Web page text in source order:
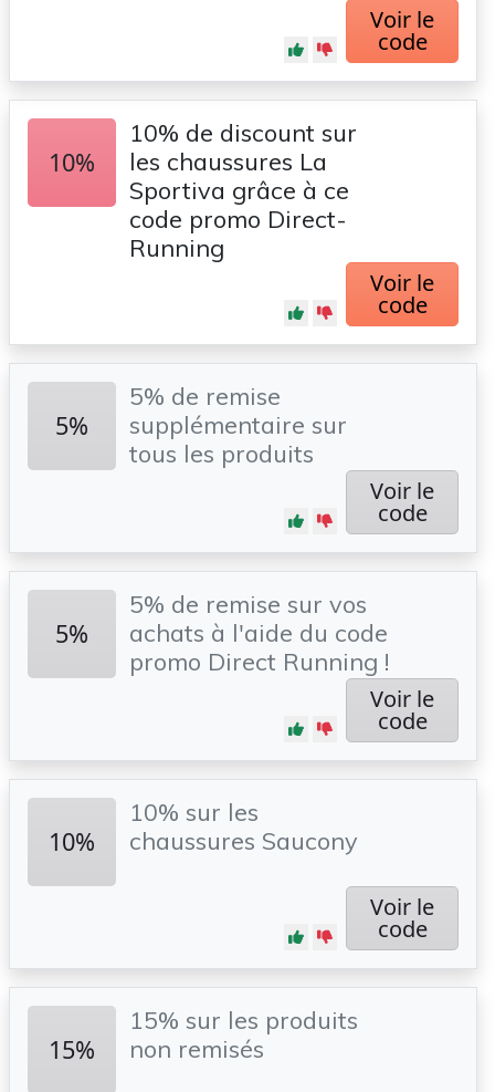
Voir le
code
10%
10% de discount sur
les chaussures La
Sportiva grâce à ce
code promo Direct-
Running
Voir le
code
5%
5% de remise
supplémentaire sur
tous les produits
Voir le
code
5%
5% de remise sur vos
achats à l'aide du code
promo Direct Running !
Voir le
code
10%
10% sur les
chaussures Saucony
Voir le
code
15%
15% sur les produits
non remisés